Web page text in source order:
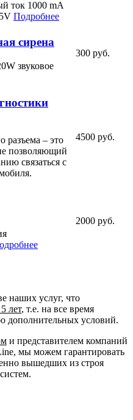
ток 1000 mA
Подробнее
сирена
звуковое
300 руб.
разъема – это
позволяющий
связаться с
4500 руб.
2000 руб.
наших услуг, что
лет, т.е. на все время
дополнительных условий.
и представителем компаний
мы можем гарантировать
вышедших из строя